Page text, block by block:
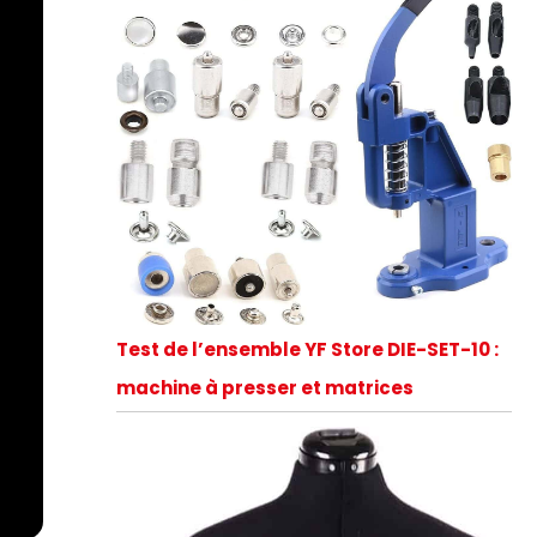
Test de l’ensemble YF Store DIE-SET-10 :
machine à presser et matrices